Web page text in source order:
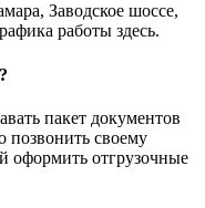
Заводское шоссе,
работы здесь.
пакет документов
позвонить своему
оформить отгрузочные